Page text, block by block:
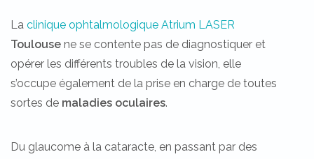
La clinique ophtalmologique Atrium LASER
Toulouse ne se contente pas de diagnostiquer et
opérer les différents troubles de la vision, elle
s’occupe également de la prise en charge de toutes
sortes de maladies oculaires.
Du glaucome à la cataracte, en passant par des